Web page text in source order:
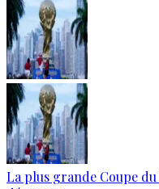
La plus grande Coupe